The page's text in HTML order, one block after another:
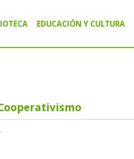
PÚBLICA MARIANO
EDUCACIÓN Y CULTURA
CURSOS Y TALLERES